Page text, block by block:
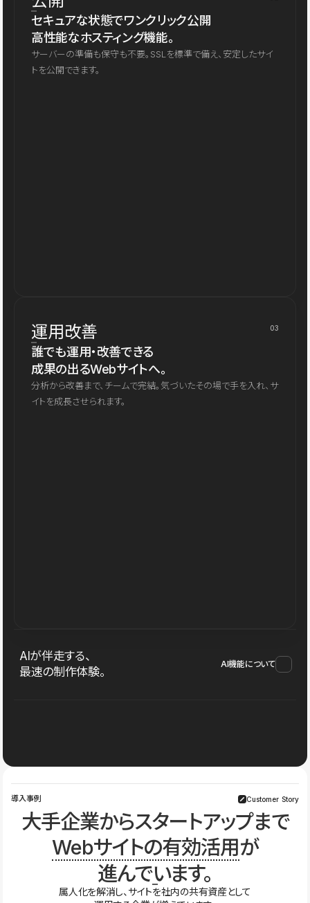
セキュアな状態でワンクリック公開
高性能なホスティング機能。
サーバーの準備も保守も不要。SSLを標準で備え、安定したサイ
トを公開できます。
運用改善 03
誰でも運用・改善できる
成果の出るWebサイトへ。
分析から改善まで、チームで完結。気づいたその場で手を入れ、サ
イトを成長させられます。
AIが伴走する、
最速の制作体験。
AI機能について
導入事例 Customer Story
大手企業からスタートアップまで
Webサイトの有効活用が
進んでいます。
属人化を解消し、サイトを社内の共有資産として